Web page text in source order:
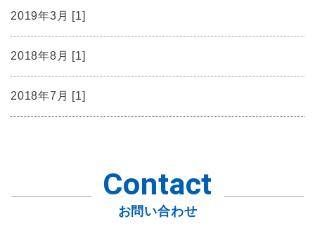
2019年3月 [1]
2018年8月 [1]
2018年7月 [1]
Contact
お問い合わせ